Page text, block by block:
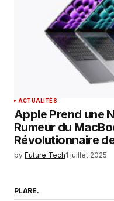
ACTUALITÉS
Apple Prend une
Rumeur du
Révolutionnaire
by Future Tech1 juillet 2025
PLARE.